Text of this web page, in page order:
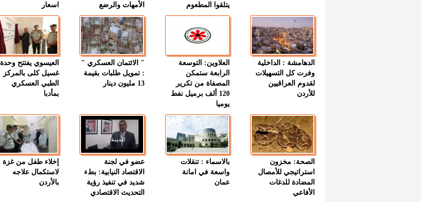
يتلقوا المطعوم
الأمهات والرضع
اسعار
الدهامشة : الداخلية
وفرت كل التسهيلات
لقدوم العراقيين
للأردن
العلاوين: التوسعة
الرابعة ستمكن
المصفاة من تكرير
120 ألف برميل نفط
يوميا
" الائتمان العسكري "
: تمويل طلبات بقيمة
13 مليون دينار
العيسوي يفتتح وحدة
غسيل كلى بالمركز
الطبي العسكري
بمأدبا
الصحة: مخزون
استراتيجي للأمصال
المضادة للدغات
الأفاعي
بالاسماء : تنقلات
واسعة في امانة
عمان
عضو في لجنة
الاقتصاد النيابية: بطء
شديد في تنفيذ رؤية
التحديث الاقتصادي
إخلاء طفل من غزة
لاستكمال علاجه
بالأردن